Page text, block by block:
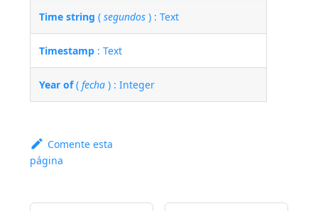
Time string (segundos ) : Text
Timestamp : Text
Year of(fecha ) : Integer
Comente esta
página